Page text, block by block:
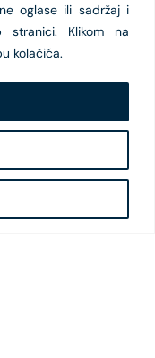
oglase ili sadržaj i
stranici. Klikom na
kolačića.